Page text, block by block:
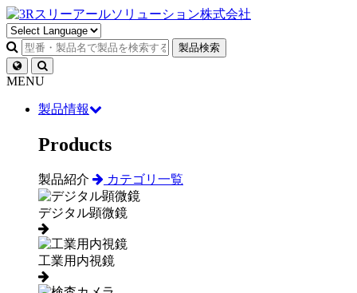
製品検索
MENU
製品情報
Products
製品紹介 カテゴリ一覧
デジタル顕微鏡
工業用内視鏡